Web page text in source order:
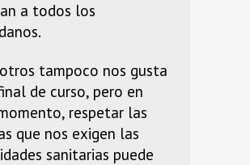
a todos los
tampoco nos gusta
de curso, pero en
respetar las
que nos exigen las
sanitarias puede